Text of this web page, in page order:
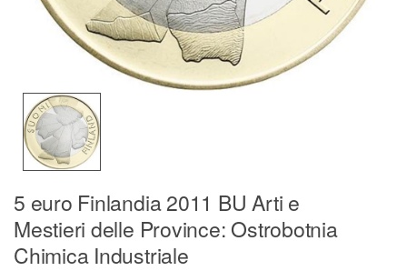
5 euro Finlandia 2011 BU Arti e
Mestieri delle Province: Ostrobotnia
Chimica Industriale